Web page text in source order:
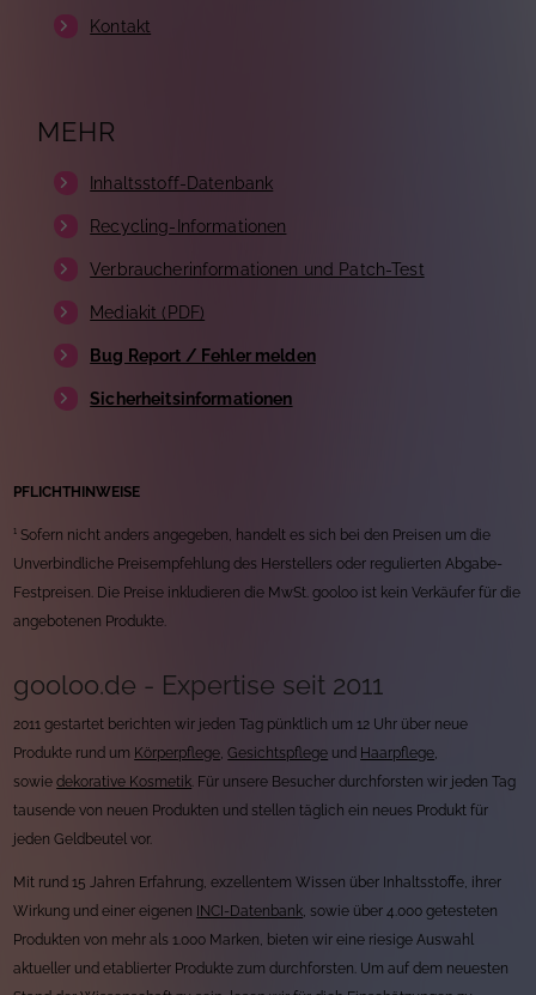
Kontakt
MEHR
Inhaltsstoff-Datenbank
Recycling-Informationen
Verbraucherinformationen und Patch-Test
Mediakit (PDF)
Bug Report / Fehler melden
Sicherheitsinformationen
PFLICHTHINWEISE
¹ Sofern nicht anders angegeben, handelt es sich bei den Preisen um die
Unverbindliche Preisempfehlung des Herstellers oder regulierten Abgabe-
Festpreisen. Die Preise inkludieren die MwSt. gooloo ist kein Verkäufer für die
angebotenen Produkte.
gooloo.de - Expertise seit 2011
2011 gestartet berichten wir jeden Tag pünktlich um 12 Uhr über neue
Produkte rund um Körperpflege ,Gesichtspflege und Haarpflege
sowiedekorative Kosmetik . Für unsere Besucher durchforsten wir jeden Tag
tausende von neuen Produkten und stellen täglich ein neues Produkt für
jeden Geldbeutel vor.
Mit rund 15 Jahren Erfahrung, exzellentem Wissen über Inhaltsstoffe, ihrer
Wirkung und einer eigenen INCI-Datenbank , sowie über 4.000 getesteten
Produkten von mehr als 1.000 Marken, bieten wir eine riesige Auswahl
aktueller und etablierter Produkte zum durchforsten. Um auf dem neuesten